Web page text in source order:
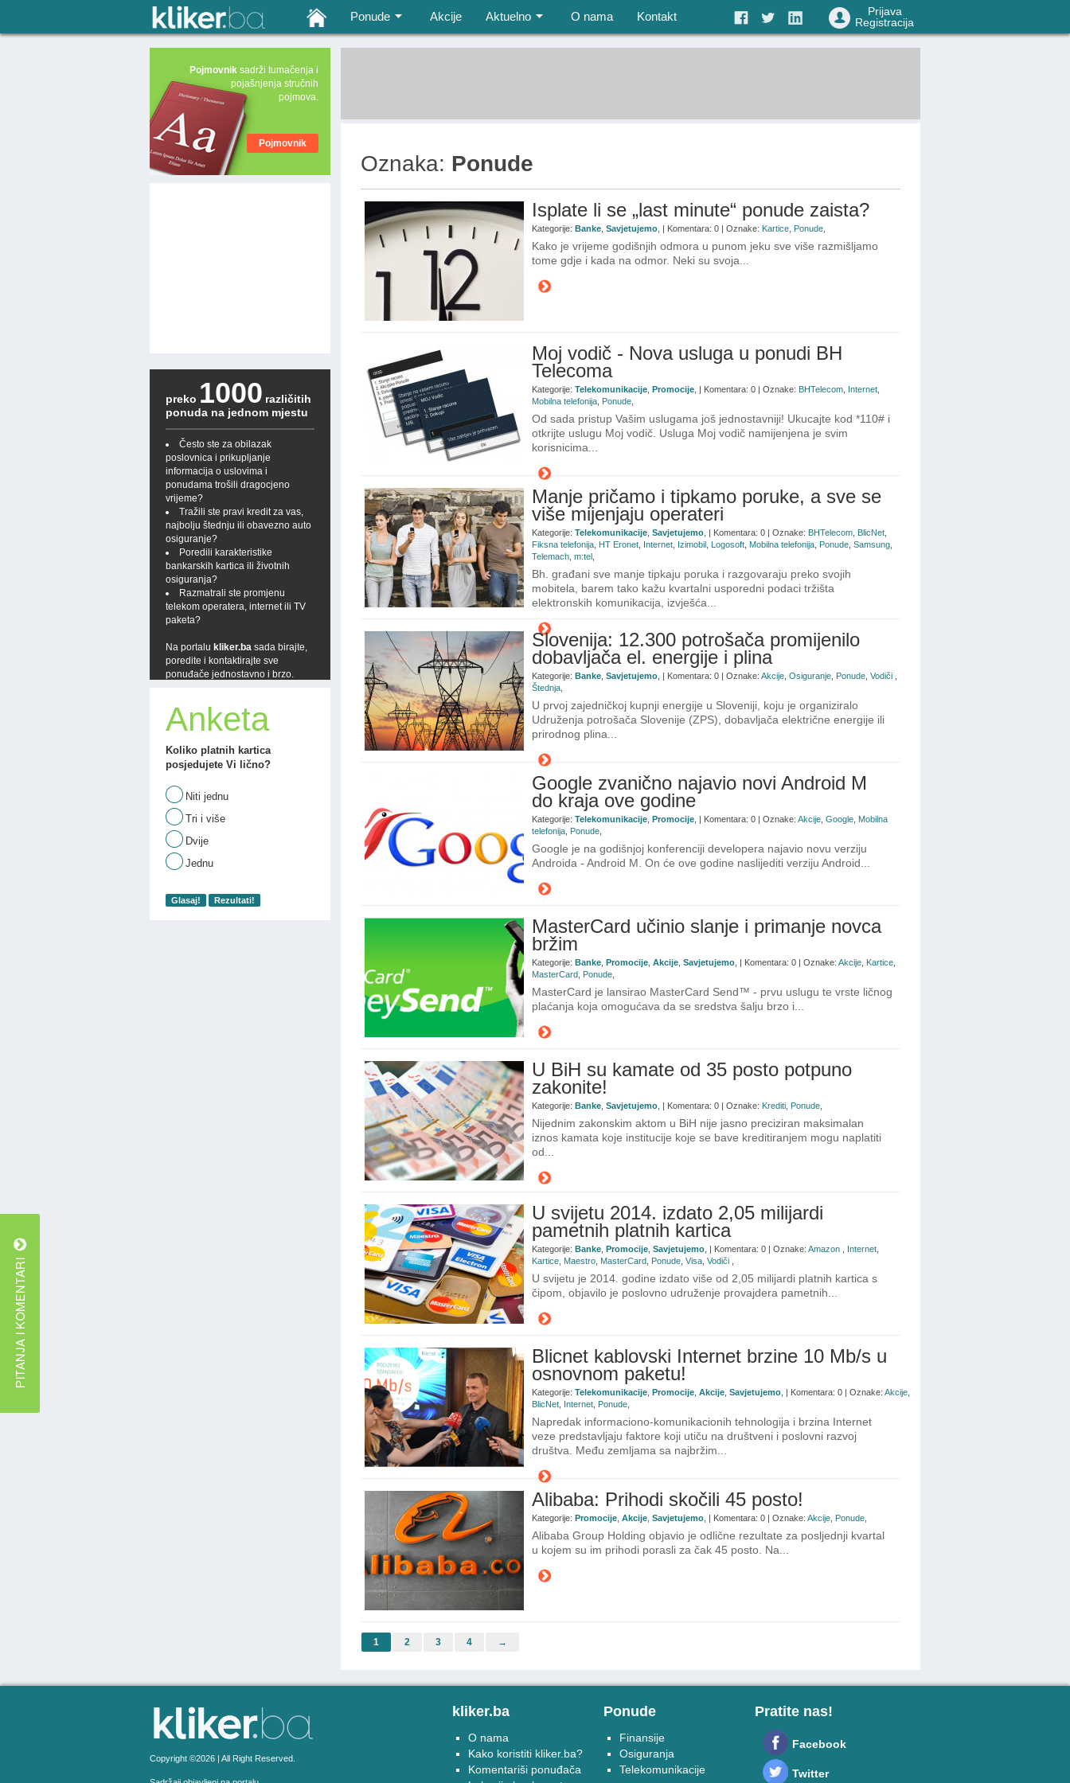
Ponude Akcije Aktuelno O nama Kontakt
Prijava
Registracija
Pojmovnik sadrži tumačenja i
pojašnjenja stručnih
pojmova.
Pojmovnik
preko 1000 različitih
ponuda na jednom mjestu
Često ste za obilazak
poslovnica i prikupljanje
informacija o uslovima i
ponudama trošili dragocjeno
vrijeme?
Tražili ste pravi kredit za vas,
najbolju štednju ili obavezno auto
osiguranje?
Poredili karakteristike
bankarskih kartica ili životnih
osiguranja?
Razmatrali ste promjenu
telekom operatera, internet ili TV
paketa?
Na portalu kliker.ba sada birajte,
poredite i kontaktirajte sve
ponuđače jednostavno i brzo.
Anketa
Koliko platnih kartica
posjedujete Vi lično?
Niti jednu
Tri i više
Dvije
Jednu
Glasaj! Rezultati!
Oznaka: Ponude
Isplate li se „last minute“ ponude zaista?
Kategorije: Banke Savjetujemo , | Komentara: 0 | Oznake: Kartice Ponude
Kako je vrijeme godišnjih odmora u punom jeku sve više razmišljamo
tome gdje i kada na odmor. Neki su svoja...
Moj vodič - Nova usluga u ponudi BH
Telecoma
Kategorije: Telekomunikacije Promocije , | Komentara: 0 | Oznake: BHTelecom Internet
Mobilna telefonija Ponude
Od sada pristup Vašim uslugama još jednostavniji! Ukucajte kod *110# i
otkrijte uslugu Moj vodič. Usluga Moj vodič namijenjena je svim
korisnicima...
Manje pričamo i tipkamo poruke, a sve se
više mijenjaju operateri
Kategorije: Telekomunikacije Savjetujemo , | Komentara: 0 | Oznake: BHTelecom BlicNet
Fiksna telefonija HT Eronet Internet Izimobil Logosoft Mobilna telefonija Ponude Samsung
Telemach m:tel
Bh. građani sve manje tipkaju poruka i razgovaraju preko svojih
mobitela, barem tako kažu kvartalni usporedni podaci tržišta
elektronskih komunikacija, izvješća...
Slovenija: 12.300 potrošača promijenilo
dobavljača el. energije i plina
Kategorije: Banke Savjetujemo , | Komentara: 0 | Oznake: Akcije Osiguranje Ponude Vodiči
Štednja
U prvoj zajedničkoj kupnji energije u Sloveniji, koju je organiziralo
Udruženja potrošača Slovenije (ZPS), dobavljača električne energije ili
prirodnog plina...
Google zvanično najavio novi Android M
do kraja ove godine
Kategorije: Telekomunikacije Promocije , | Komentara: 0 | Oznake: Akcije Google Mobilna
telefonija Ponude
Google je na godišnjoj konferenciji developera najavio novu verziju
Androida - Android M. On će ove godine naslijediti verziju Android...
MasterCard učinio slanje i primanje novca
bržim
Kategorije: Banke Promocije Akcije Savjetujemo , | Komentara: 0 | Oznake: Akcije Kartice
MasterCard Ponude
MasterCard je lansirao MasterCard Send™ - prvu uslugu te vrste ličnog
plaćanja koja omogućava da se sredstva šalju brzo i...
U BiH su kamate od 35 posto potpuno
zakonite!
Kategorije: Banke Savjetujemo , | Komentara: 0 | Oznake: Krediti Ponude
Nijednim zakonskim aktom u BiH nije jasno preciziran maksimalan
iznos kamata koje institucije koje se bave kreditiranjem mogu naplatiti
od...
U svijetu 2014. izdato 2,05 milijardi
pametnih platnih kartica
Kategorije: Banke Promocije Savjetujemo , | Komentara: 0 | Oznake: Amazon Internet
Kartice Maestro MasterCard Ponude Visa Vodiči
U svijetu je 2014. godine izdato više od 2,05 milijardi platnih kartica s
čipom, objavilo je poslovno udruženje provajdera pametnih...
Blicnet kablovski Internet brzine 10 Mb/s u
osnovnom paketu!
Kategorije: Telekomunikacije Promocije Akcije Savjetujemo , | Komentara: 0 | Oznake: Akcije
BlicNet Internet Ponude
Napredak informaciono-komunikacionih tehnologija i brzina Internet
veze predstavljaju faktore koji utiču na društveni i poslovni razvoj
društva. Među zemljama sa najbržim...
Alibaba: Prihodi skočili 45 posto!
Kategorije: Promocije Akcije Savjetujemo , | Komentara: 0 | Oznake: Akcije Ponude
Alibaba Group Holding objavio je odlične rezultate za posljednji kvartal
u kojem su im prihodi porasli za čak 45 posto. Na...
1 2 3 4 →
Copyright ©2026 | All Right Reserved.
kliker.ba
O nama
Kako koristiti kliker.ba?
Komentariši ponuđača
Ponude
Finansije
Osiguranja
Telekomunikacije
Pratite nas!
Facebook
Twitter